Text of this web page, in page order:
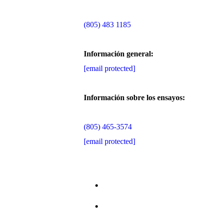
(805) 483 1185
Información general:
[email protected]
Información sobre los ensayos:
(805) 465-3574
[email protected]